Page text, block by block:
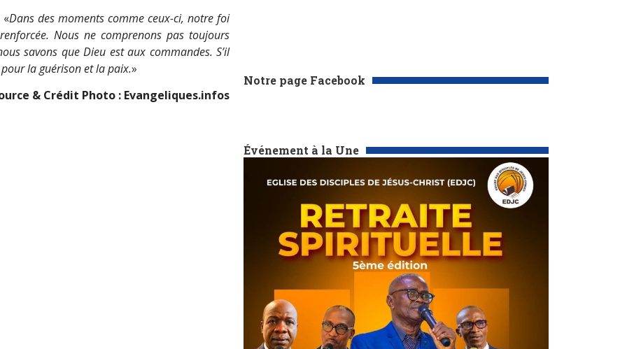
Notre page Facebook
Événement à la Une
«Dans des moments comme ceux-ci, notre foi
Nous ne comprenons pas toujours
savons que Dieu est aux commandes. S’il
la guérison et la paix.»
& Crédit Photo : Evangeliques.infos